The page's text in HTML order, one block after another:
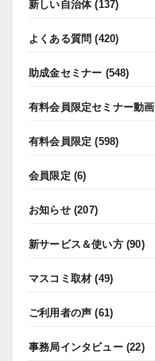
新しい自治体(137)
よくある質問 (420)
助成金セミナー (548)
有料会員限定セミナー動画
有料会員限定 (598)
会員限定 (6)
お知らせ(207)
新サービス＆使い方(90)
マスコミ取材 (49)
ご利用者の声 (61)
事務局インタビュー(22)